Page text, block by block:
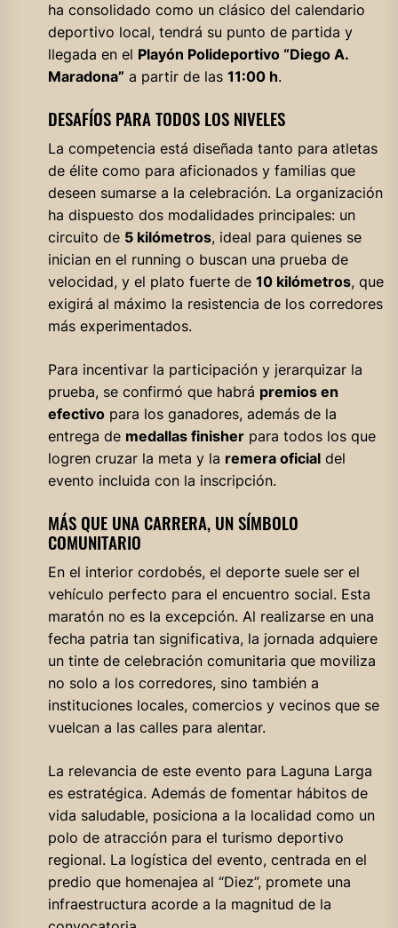
ha consolidado como un clásico del calendario
deportivo local, tendrá su punto de partida y
llegada en el Playón Polideportivo “Diego A.
Maradona” a partir de las 11:00 h.
DESAFÍOS PARA TODOS LOS NIVELES
La competencia está diseñada tanto para atletas
de élite como para aficionados y familias que
deseen sumarse a la celebración. La organización
ha dispuesto dos modalidades principales: un
circuito de 5 kilómetros, ideal para quienes se
inician en el running o buscan una prueba de
velocidad, y el plato fuerte de 10 kilómetros, que
exigirá al máximo la resistencia de los corredores
más experimentados.
Para incentivar la participación y jerarquizar la
prueba, se confirmó que habrá premios en
efectivopara los ganadores, además de la
entrega de medallas finisherpara todos los que
logren cruzar la meta y la remera oficialdel
evento incluida con la inscripción.
MÁS QUE UNA CARRERA, UN SÍMBOLO
COMUNITARIO
En el interior cordobés, el deporte suele ser el
vehículo perfecto para el encuentro social. Esta
maratón no es la excepción. Al realizarse en una
fecha patria tan significativa, la jornada adquiere
un tinte de celebración comunitaria que moviliza
no solo a los corredores, sino también a
instituciones locales, comercios y vecinos que se
vuelcan a las calles para alentar.
La relevancia de este evento para Laguna Larga
es estratégica. Además de fomentar hábitos de
vida saludable, posiciona a la localidad como un
polo de atracción para el turismo deportivo
regional. La logística del evento, centrada en el
predio que homenajea al “Diez”, promete una
infraestructura acorde a la magnitud de la